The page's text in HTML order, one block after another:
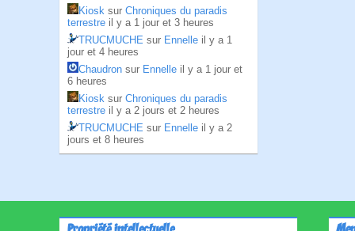
Kiosk sur Chroniques du paradis
terrestre il y a 1 jour et 3 heures
TRUCMUCHE sur Ennelle il y a 1
jour et 4 heures
Chaudron sur Ennelle il y a 1 jour et
6 heures
Kiosk sur Chroniques du paradis
terrestre il y a 2 jours et 2 heures
TRUCMUCHE sur Ennelle il y a 2
jours et 8 heures